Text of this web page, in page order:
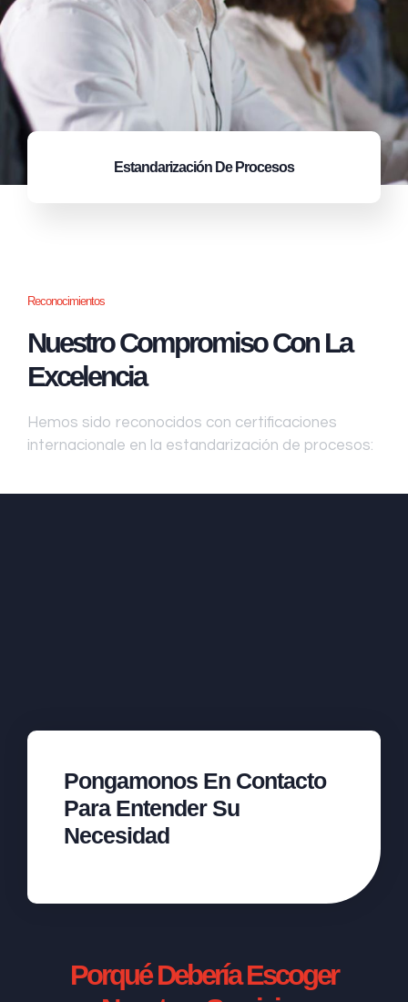
Estandarización De Procesos
Reconocimientos
Nuestro Compromiso Con La
Excelencia
Hemos sido reconocidos con certificaciones
internacionale en la estandarización de procesos:
Pongamonos En Contacto
Para Entender Su
Necesidad
Porqué Debería Escoger